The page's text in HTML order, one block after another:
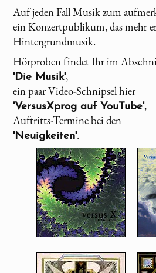
Auf jeden Fall Musik zum
ein Konzertpublikum, das mehr
Hintergrundmusik.
Hörproben findet Ihr im
'Die Musik',
ein paar Video-Schnipsel hier
'VersusXprog auf YouTube',
Auftritts-Termine bei den
'Neuigkeiten'.